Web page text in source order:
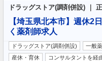
ドラッグストア(調剤併設) ｜
【埼玉県北本市】週休2
く薬剤師求人
ドラッグストア(調剤併設) 一般
産休・育休
コンサルタントを経